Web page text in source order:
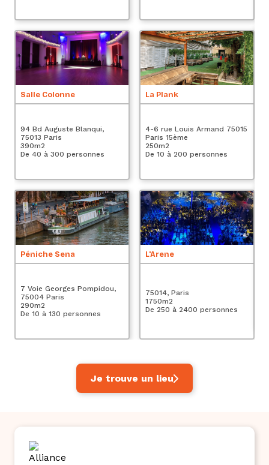
Salle Colonne
94 Bd Auguste Blanqui,
75013 Paris
390m2
De 40 à 300 personnes
La Plank
4-6 rue Louis Armand 75015
Paris 15ème
250m2
De 10 à 200 personnes
Péniche Sena
7 Voie Georges Pompidou,
75004 Paris
290m2
De 10 à 130 personnes
L'Arene
75014, Paris
1750m2
De 250 à 2400 personnes
Je trouve un lieu